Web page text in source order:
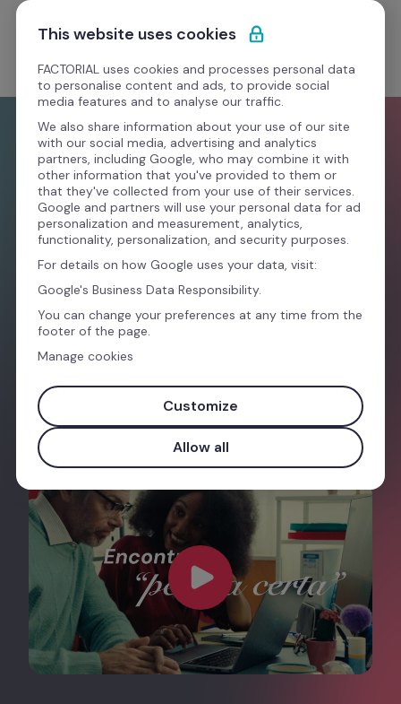
Saltar para o conteúdo
Comece grátis
Tudo o que precisa
para gerir a sua equipa
A Factorial automatiza processos de tempo,
talento e finanças para que consiga dedicar
mais tempo no que realmente importa: a sua
equipa.
E-mail profissional
Comece grátis
Utilize o seu e-mail profissional para obter acesso
This website uses cookies
FACTORIAL uses cookies and processes personal data
to personalise content and ads, to provide social
media features and to analyse our traffic.
We also share information about your use of our site
with our social media, advertising and analytics
partners, including Google, who may combine it with
other information that you've provided to them or
that they've collected from your use of their services.
Google and partners will use your personal data for ad
personalization and measurement, analytics,
functionality, personalization, and security purposes.
For details on how Google uses your data, visit:
Google's Business Data Responsibility.
You can change your preferences at any time from the
footer of the page.
Manage cookies
Customize
Allow all